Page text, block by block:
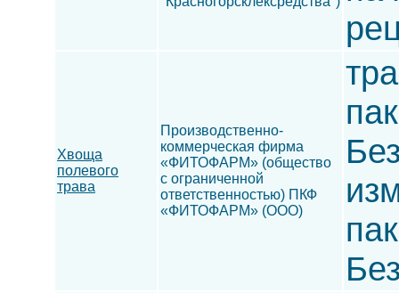
Хвоща
полевого
трава
Производственно-
коммерческая фирма
«ФИТОФАРМ» (общество
с ограниченной
ответственностью) ПКФ
«ФИТОФАРМ» (ООО)